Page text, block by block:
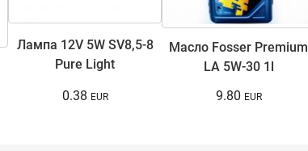
Лампа 12V 5W SV8,5-8
Pure Light
0.38
Масло Fosser Premium
LA 5W-30 1l
9.80